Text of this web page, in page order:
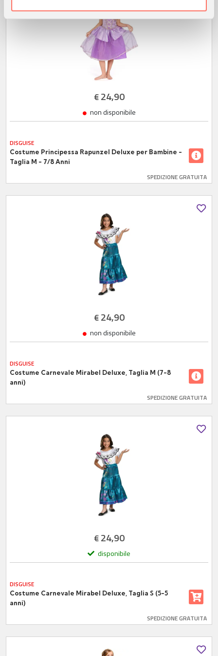
nostri partner che si occupano di analisi dei dati web,
pubblicità e social media, i quali potrebbero combinarle
con altre informazioni che ha fornito loro o che hanno
raccolto dal suo utilizzo dei loro servizi.
€24,90
non disponibile
DISGUISE
Costume Principessa Rapunzel Deluxe per Bambine -
Taglia M - 7/8 Anni
SPEDIZIONE GRATUITA
€24,90
non disponibile
DISGUISE
Costume Carnevale Mirabel Deluxe, Taglia M (7-8
anni)
SPEDIZIONE GRATUITA
€24,90
disponibile
DISGUISE
Costume Carnevale Mirabel Deluxe, Taglia S (5-5
anni)
SPEDIZIONE GRATUITA